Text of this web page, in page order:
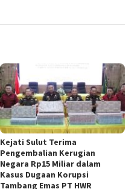
Kejati Sulut Terima
Pengembalian Kerugian
Negara Rp15 Miliar dalam
Kasus Dugaan Korupsi
Tambang Emas PT HWR